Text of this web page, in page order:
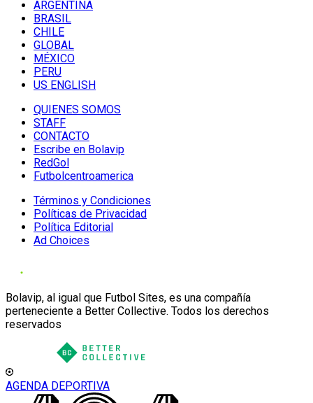
ARGENTINA
BRASIL
CHILE
GLOBAL
MÉXICO
PERU
US ENGLISH
QUIENES SOMOS
STAFF
CONTACTO
Escribe en Bolavip
RedGol
Futbolcentroamerica
Términos y Condiciones
Políticas de Privacidad
Política Editorial
Ad Choices
Bolavip, al igual que Futbol Sites, es una compañía
perteneciente a Better Collective. Todos los derechos
reservados
AGENDA DEPORTIVA